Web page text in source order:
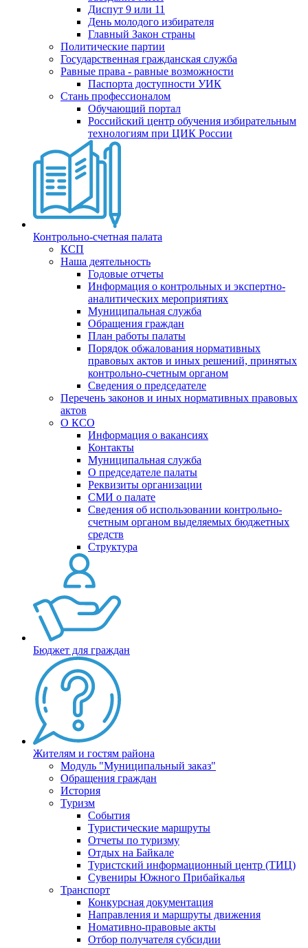
Диспут 9 или 11
День молодого избирателя
Главный Закон страны
Политические партии
Государственная гражданская служба
Равные права - равные возможности
Паспорта доступности УИК
Стань профессионалом
Обучающий портал
Российский центр обучения избирательным
технологиям при ЦИК России
Контрольно-счетная палата
КСП
Наша деятельность
Годовые отчеты
Информация о контрольных и экспертно-
аналитических мероприятиях
Муниципальная служба
Обращения граждан
План работы палаты
Порядок обжалования нормативных
правовых актов и иных решений, принятых
контрольно-счетным органом
Сведения о председателе
Перечень законов и иных нормативных правовых
актов
О КСО
Информация о вакансиях
Контакты
Муниципальная служба
О председателе палаты
Реквизиты организации
СМИ о палате
Сведения об использовании контрольно-
счетным органом выделяемых бюджетных
средств
Структура
Бюджет для граждан
Жителям и гостям района
Модуль "Муниципальный заказ"
Обращения граждан
История
Туризм
События
Туристические маршруты
Отчеты по туризму
Отдых на Байкале
Туристский информационный центр (ТИЦ)
Сувениры Южного Прибайкалья
Транспорт
Конкурсная документация
Направления и маршруты движения
Номативно-правовые акты
Отбор получателя субсидии